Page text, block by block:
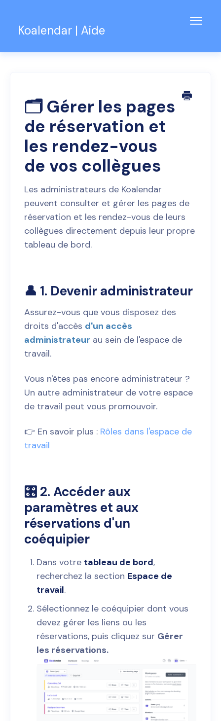
Koalendar | Aide
Contact
🗂️ Gérer les pages
de réservation et
les rendez-vous
de vos collègues
Les administrateurs de Koalendar
peuvent consulter et gérer les pages de
réservation et les rendez-vous de leurs
collègues directement depuis leur propre
tableau de bord.
👤 1. Devenir administrateur
Assurez-vous que vous disposez des
droits d'accès d'un accès
administrateur au sein de l'espace de
travail.
Vous n'êtes pas encore administrateur ?
Un autre administrateur de votre espace
de travail peut vous promouvoir.
👉 En savoir plus : Rôles dans l'espace de
travail
🎛️ 2. Accéder aux
paramètres et aux
réservations d'un
coéquipier
Dans votre tableau de bord,
recherchez la section Espace de
travail.
Sélectionnez le coéquipier dont vous
devez gérer les liens ou les
réservations, puis cliquez sur Gérer
les réservations.